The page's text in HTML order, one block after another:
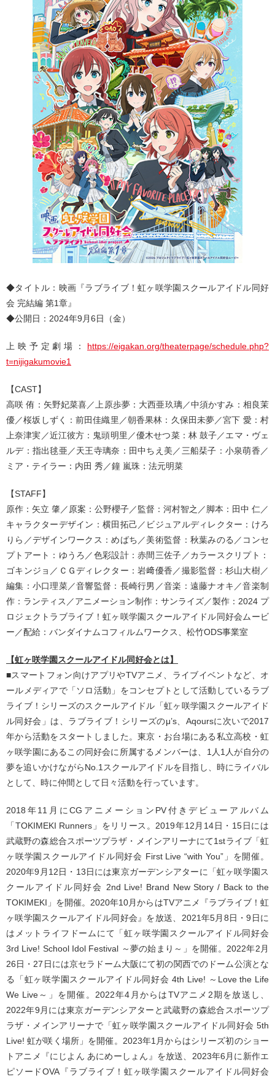
◆タイトル：映画『ラブライブ！虹ヶ咲学園スクールアイドル同好
会 完結編 第1章』
◆公開日：2024年9月6日（金）
上映予定劇場： https://eigakan.org/theaterpage/schedule.php?
t=nijigakumovie1
【CAST】
高咲 侑：矢野妃菜喜／上原歩夢：大西亜玖璃／中須かすみ：相良茉
優／桜坂しずく：前田佳織里／朝香果林：久保田未夢／宮下 愛：村
上奈津実／近江彼方：鬼頭明里／優木せつ菜：林 鼓子／エマ・ヴェ
ルデ：指出毬亜／天王寺璃奈：田中ちえ美／三船栞子：小泉萌香／
ミア・テイラー：内田 秀／鐘 嵐珠：法元明菜
【STAFF】
原作：矢立 肇／原案：公野櫻子／監督：河村智之／脚本：田中 仁／
キャラクターデザイン：横田拓己／ビジュアルディレクター：けろ
りら／デザインワークス：めばち／美術監督：秋葉みのる／コンセ
プトアート：ゆうろ／色彩設計：赤間三佐子／カラースクリプト：
ゴキンジョ／ＣＧディレクター：岩﨑優香／撮影監督：杉山大樹／
編集：小口理菜／音響監督：長崎行男／音楽：遠藤ナオキ／音楽制
作：ランティス／アニメーション制作：サンライズ／製作：2024 プ
ロジェクトラブライブ！虹ヶ咲学園スクールアイドル同好会ムービ
ー／配給：バンダイナムコフィルムワークス、松竹ODS事業室
【虹ヶ咲学園スクールアイドル同好会とは】
■スマートフォン向けアプリやTVアニメ、ライブイベントなど、オ
ールメディアで「ソロ活動」をコンセプトとして活動しているラブ
ライブ！シリーズのスクールアイドル「虹ヶ咲学園スクールアイド
ル同好会」は、ラブライブ！シリーズのμ’s、Aqoursに次いで2017
年から活動をスタートしました。東京・お台場にある私立高校・虹
ヶ咲学園にあるこの同好会に所属するメンバーは、1人1人が自分の
夢を追いかけながらNo.1スクールアイドルを目指し、時にライバル
として、時に仲間として日々活動を行っています。
2018年11月にCGアニメーションPV付きデビューアルバム
「TOKIMEKI Runners」をリリース。2019年12月14日・15日には
武蔵野の森総合スポーツプラザ・メインアリーナにて1stライブ「虹
ヶ咲学園スクールアイドル同好会 First Live “with You”」を開催。
2020年9月12日・13日には東京ガーデンシアターに「虹ヶ咲学園ス
クールアイドル同好会 2nd Live! Brand New Story / Back to the
TOKIMEKI」を開催。2020年10月からはTVアニメ『ラブライブ！虹
ヶ咲学園スクールアイドル同好会』を放送、2021年5月8日・9日に
はメットライフドームにて「虹ヶ咲学園スクールアイドル同好会
3rd Live! School Idol Festival ～夢の始まり～」を開催。2022年2月
26日・27日には京セラドーム大阪にて初の関西でのドーム公演とな
る「虹ヶ咲学園スクールアイドル同好会 4th Live! ～Love the Life
We Live～」を開催。2022年4月からはTVアニメ2期を放送し、
2022年9月には東京ガーデンシアターと武蔵野の森総合スポーツプ
ラザ・メインアリーナで「虹ヶ咲学園スクールアイドル同好会 5th
Live! 虹が咲く場所」を開催。2023年1月からはシリーズ初のショー
トアニメ『にじよん あにめーしょん』を放送、2023年6月に新作エ
ピソードOVA『ラブライブ！虹ヶ咲学園スクールアイドル同好会